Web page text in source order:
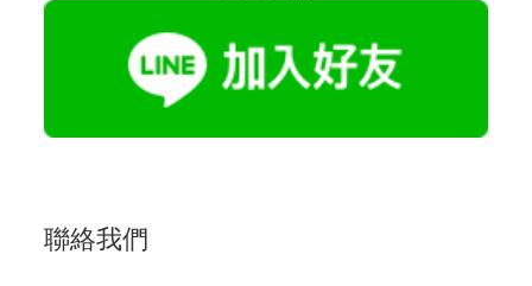
聯絡我們